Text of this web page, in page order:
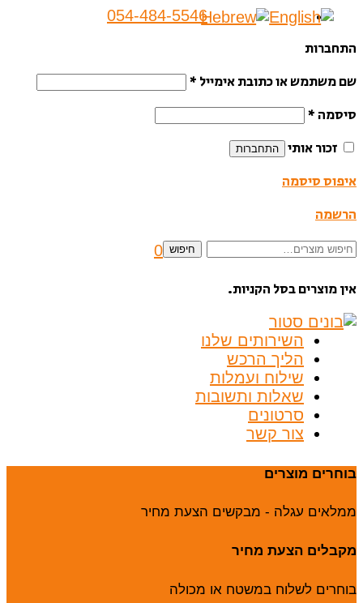
054-484-5546
התחברות
שם משתמש או כתובת אימייל *
סיסמה *
זכור אותי
התחברות
איפוס סיסמה
הרשמה
חיפוש
חיפוש 0
אין מוצרים בסל הקניות.
השירותים שלנו
הליך הרכש
שילוח ועמלות
שאלות ותשובות
סרטונים
צור קשר
בוחרים מוצרים
ממלאים עגלה - מבקשים הצעת מחיר
מקבלים הצעת מחיר
בוחרים לשלוח במשטח או מכולה